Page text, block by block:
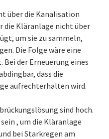
über die Kanalisation
die Kläranlage nicht über
um sie zu sammeln,
Die Folge wäre eine
der Erneuerung eines
dass die
aufrechterhalten wird.
sind hoch.
, um die Kläranlage
bei Starkregen am